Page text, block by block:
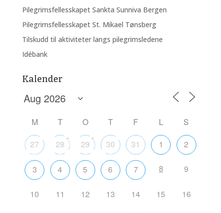
Pilegrimsfellesskapet Sankta Sunniva Bergen
Pilegrimsfellesskapet St. Mikael Tønsberg
Tilskudd til aktiviteter langs pilegrimsledene
Idébank
Kalender
M T O T F L
S
27
28
+
29
+
30 31 1 2
3 4 5 6 7 8 9
10 11 12 13 14 15 16